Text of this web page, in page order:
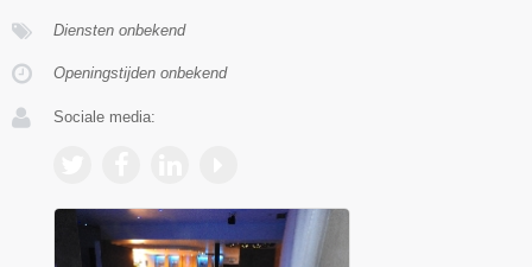
Diensten onbekend
Openingstijden onbekend
Sociale media: